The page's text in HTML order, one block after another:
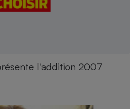
l'addition 2007